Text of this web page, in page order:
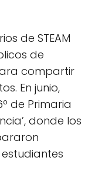
de STEAM
de
compartir
En junio,
de Primaria
donde los